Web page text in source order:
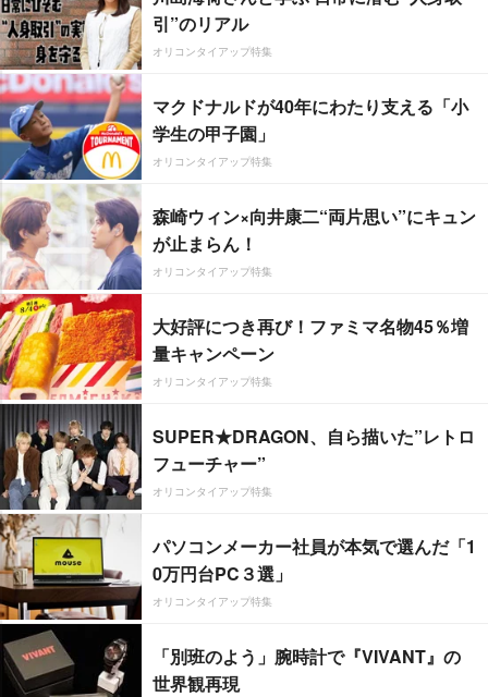
引”のリアル
オリコンタイアップ特集
マクドナルドが40年にわたり支える「小
学生の甲子園」
オリコンタイアップ特集
森崎ウィン×向井康二“両片思い”にキュン
が止まらん！
オリコンタイアップ特集
大好評につき再び！ファミマ名物45％増
量キャンペーン
オリコンタイアップ特集
SUPER★DRAGON、自ら描いた”レトロ
フューチャー”
オリコンタイアップ特集
パソコンメーカー社員が本気で選んだ「1
0万円台PC３選」
オリコンタイアップ特集
「別班のよう」腕時計で『VIVANT』の
世界観再現